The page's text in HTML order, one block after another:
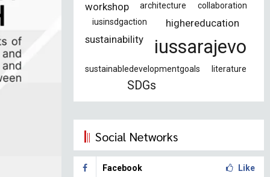
workshop architecture
collaboration
iusinsdgaction
highereducation
sustainability
iussarajevo
sustainabledevelopmentgoals literature
SDGs
Social Networks
Facebook Like